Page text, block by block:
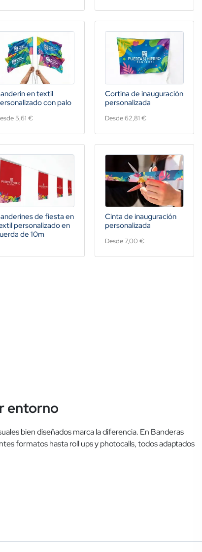
en textil
con palo
5,61 €
Cortina de inauguración
personalizada
Desde 62,81 €
de fiesta en
personalizado en
de 10m
Cinta de inauguración
personalizada
Desde 7,00 €
entorno
bien diseñados marca la diferencia. En Banderas
formatos hasta roll ups y photocalls, todos adaptados